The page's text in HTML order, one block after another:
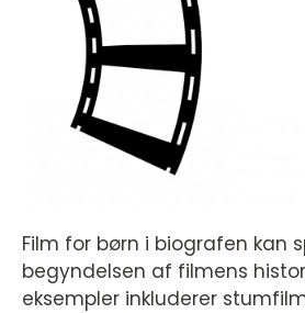
Film for børn i biografen kan
begyndelsen af filmens
eksempler inkluderer